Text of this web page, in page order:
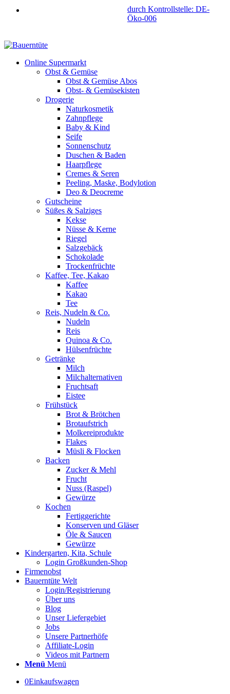
durch Kontrollstelle: DE-
Öko-006
Online Supermarkt
Obst & Gemüse
Obst & Gemüse Abos
Obst- & Gemüsekisten
Drogerie
Naturkosmetik
Zahnpflege
Baby & Kind
Seife
Sonnenschutz
Duschen & Baden
Haarpflege
Cremes & Seren
Peeling, Maske, Bodylotion
Deo & Deocreme
Gutscheine
Süßes & Salziges
Kekse
Nüsse & Kerne
Riegel
Salzgebäck
Schokolade
Trockenfrüchte
Kaffee, Tee, Kakao
Kaffee
Kakao
Tee
Reis, Nudeln & Co.
Nudeln
Reis
Quinoa & Co.
Hülsenfrüchte
Getränke
Milch
Milchalternativen
Fruchtsaft
Eistee
Frühstück
Brot & Brötchen
Brotaufstrich
Molkereiprodukte
Flakes
Müsli & Flocken
Backen
Zucker & Mehl
Frucht
Nuss (Raspel)
Gewürze
Kochen
Fertiggerichte
Konserven und Gläser
Öle & Saucen
Gewürze
Kindergarten, Kita, Schule
Login Großkunden-Shop
Firmenobst
Bauerntüte Welt
Login/Registrierung
Über uns
Blog
Unser Liefergebiet
Jobs
Unsere Partnerhöfe
Affiliate-Login
Videos mit Partnern
Menü Menü
0Einkaufswagen